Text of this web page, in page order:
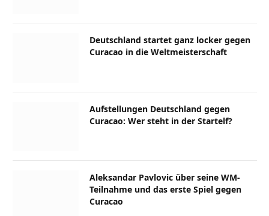
Deutschland startet ganz locker gegen
Curacao in die Weltmeisterschaft
Aufstellungen Deutschland gegen
Curacao: Wer steht in der Startelf?
Aleksandar Pavlovic über seine WM-
Teilnahme und das erste Spiel gegen
Curacao